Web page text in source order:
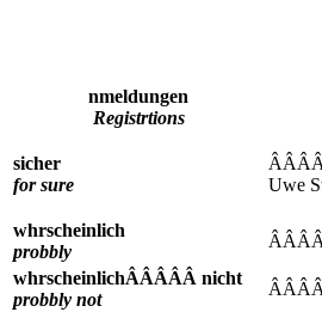
nmeldungen
Registrtions
sicher
for sure
Uwe
whrscheinlich
probbly
whrscheinlichÂÂÂÂÂ nicht
probbly not